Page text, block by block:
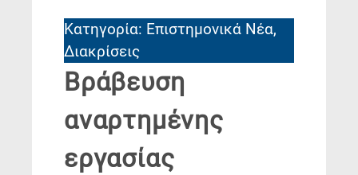
Κατηγορία: Επιστημονικά Νέα,
Διακρίσεις
Βράβευση
αναρτημένης
εργασίας